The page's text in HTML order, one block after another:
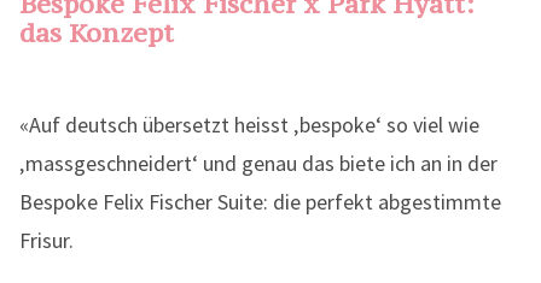
das Konzept
«Auf deutsch übersetzt heisst ‚bespoke‘ so viel wie
‚massgeschneidert‘ und genau das biete ich an in der
Bespoke Felix Fischer Suite: die perfekt abgestimmte
Frisur.